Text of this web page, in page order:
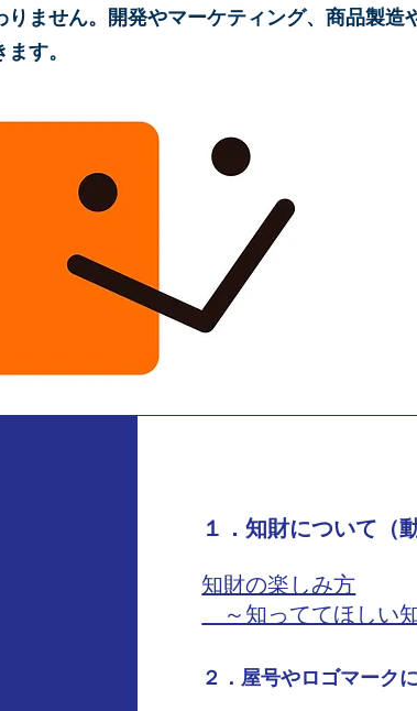
ません。開発やマーケティング、商品製造
す。
１．知財について（動
知財の楽しみ方
～知っててほしい
２．屋号やロゴマーク